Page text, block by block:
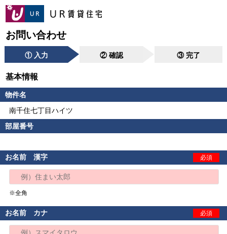
お問い合わせ
① 入力 ② 確認 ③ 完了
基本情報
物件名
南千住七丁目ハイツ
部屋番号
お名前 漢字 必須
※全角
お名前 カナ 必須